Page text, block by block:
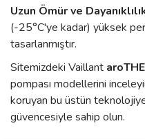
Uzun Ömür ve
(-25°C'ye kadar) yüksek
tasarlanmıştır.
Sitemizdeki Vaillant
pompası modellerini
koruyan bu üstün
güvencesiyle sahip olun.